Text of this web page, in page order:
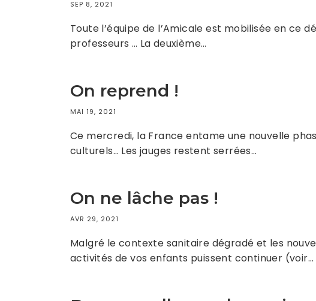
SEP 8, 2021
Toute l’équipe de l’Amicale est mobilisée en ce
professeurs … La deuxième…
On reprend !
MAI 19, 2021
Ce mercredi, la France entame une nouvelle
culturels… Les jauges restent serrées…
On ne lâche pas !
AVR 29, 2021
Malgré le contexte sanitaire dégradé et les
activités de vos enfants puissent continuer (voir…